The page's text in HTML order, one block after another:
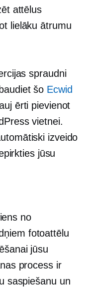
attēlus
lielāku ātrumu
spraudni
šo Ecwid
ērti pievienot
vietnei.
izveido
jūsu
no
fotoattēlu
jūsu
process ir
saspiešanu un